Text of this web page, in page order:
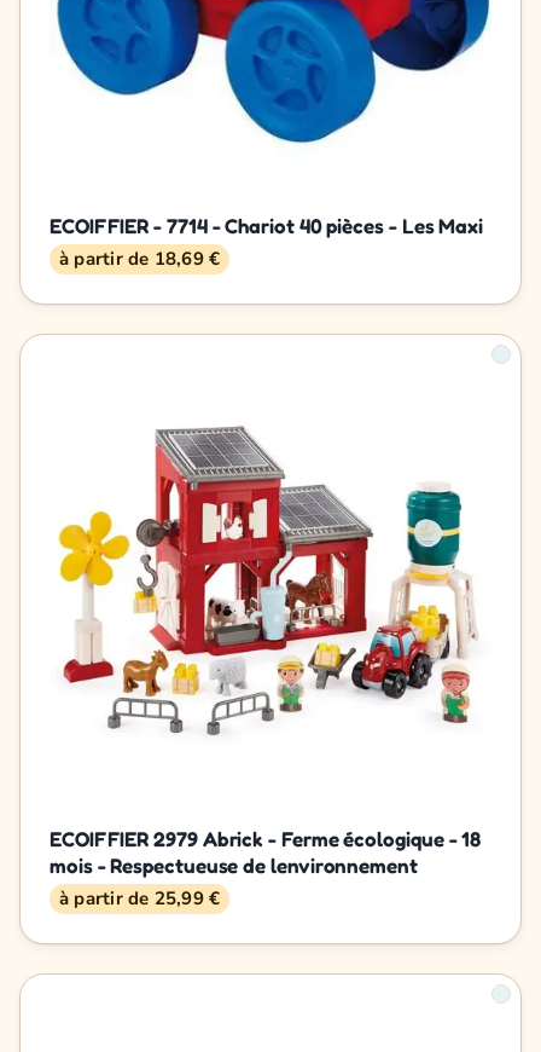
ECOIFFIER - 7714 - Chariot 40 pièces - Les Maxi
à partir de 18,69 €
ECOIFFIER 2979 Abrick - Ferme écologique - 18
mois - Respectueuse de lenvironnement
à partir de 25,99 €